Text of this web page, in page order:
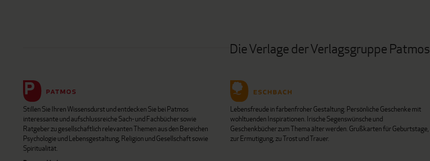
Die Verlage der Verlagsgruppe Patmos
Stillen Sie Ihren Wissensdurst und entdecken Sie bei Patmos
interessante und aufschlussreiche Sach- und Fachbücher sowie
Ratgeber zu gesellschaftlich relevanten Themen aus den Bereichen
Psychologie und Lebensgestaltung, Religion und Gesellschaft sowie
Spiritualität.
Lebensfreude in farbenfroher Gestaltung: Persönliche Geschenke mit
wohltuenden Inspirationen. Irische Segenswünsche und
Geschenkbücher zum Thema älter werden. Grußkarten für Geburtstage,
zur Ermutigung, zu Trost und Trauer.